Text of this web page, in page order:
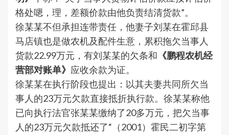
格处嗯，理，差额价款由他负责结清货款”。
徐某某不但承担连带责任，他妻子刘某在霍邱县
马店镇也是做农机及配件生意，累积拖欠当事人
货款22.99万元，有刘某某的欠条和 《鹏程农机经
营部对账单》 应收余款为证。
徐某某在执行阶段也提出：以其夫妻共同所欠当
事人的23万元欠款直接抵折执行款。徐某某称他
已向执行法官张某某缴纳了20多万元，把欠当事
人的23万元欠款抵还了“（2001）霍民二初字第